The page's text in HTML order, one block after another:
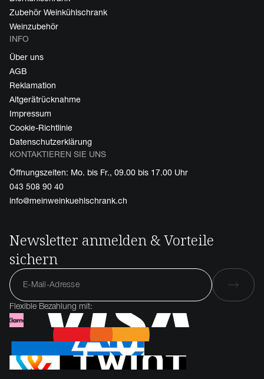
Zubehör Weinkühlschrank
Weinzubehör
INFO
Über uns
AGB
Reklamation
Altgerätrücknahme
Impressum
Cookie-Richtlinie
Datenschutzerklärung
KONTAKTIEREN SIE UNS
Öffnungszeiten: Mo. bis Fr., 09.00 bis 17.00 Uhr
043 508 90 40
info@meinweinkuehlschrank.ch
Newsletter anmelden & Vorteile
sichern
Flexible Bezahlung mit: